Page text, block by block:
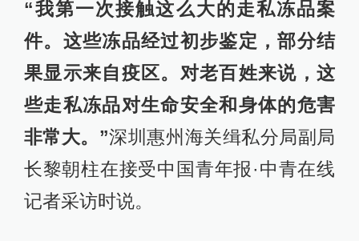
“我第一次接触这么大的走私冻品案
件。这些冻品经过初步鉴定，部分结
果显示来自疫区。对老百姓来说，这
些走私冻品对生命安全和身体的危害
非常大。”深圳惠州海关缉私分局副局
长黎朝柱在接受中国青年报·中青在线
记者采访时说。